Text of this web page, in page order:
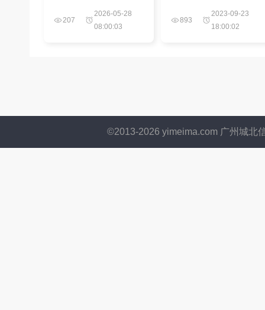
决方案
207
2026-05-28
08:00:03
893
2023-09-23
18:00:02
©2013-2026 yimeima.com 广州城北